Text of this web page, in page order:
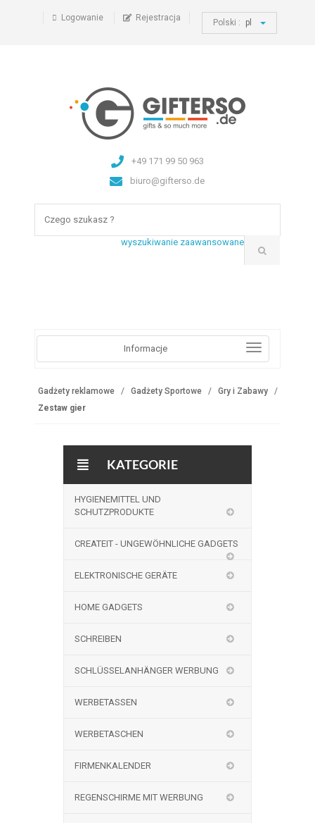
Logowanie Rejestracja Polski : pl
+49 171 99 50 963
biuro@gifterso.de
wyszukiwanie zaawansowane
Informacje
Gadżety reklamowe Gadżety Sportowe
Gry i Zabawy
Zestaw gier
KATEGORIE
HYGIENEMITTEL UND
SCHUTZPRODUKTE
CREATEIT - UNGEWÖHNLICHE GADGETS
ELEKTRONISCHE GERÄTE
HOME GADGETS
SCHREIBEN
SCHLÜSSELANHÄNGER WERBUNG
WERBETASSEN
WERBETASCHEN
FIRMENKALENDER
REGENSCHIRME MIT WERBUNG